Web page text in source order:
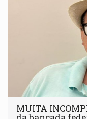
MUITA